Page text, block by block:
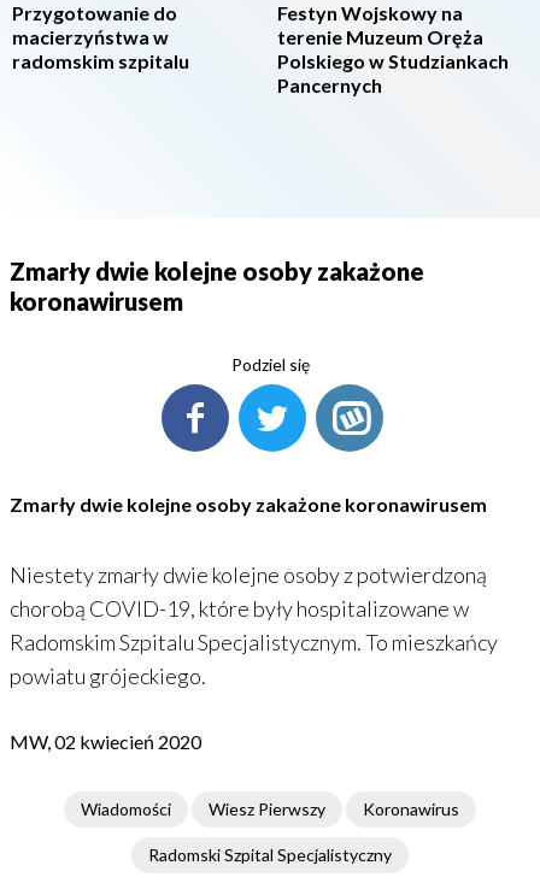
Przygotowanie do
macierzyństwa w
radomskim szpitalu
Festyn Wojskowy na
terenie Muzeum Oręża
Polskiego w Studziankach
Pancernych
Zmarły dwie kolejne osoby zakażone
koronawirusem
Podziel się
Zmarły dwie kolejne osoby zakażone koronawirusem
Niestety zmarły dwie kolejne osoby z potwierdzoną
chorobą COVID-19, które były hospitalizowane w
Radomskim Szpitalu Specjalistycznym. To mieszkańcy
powiatu grójeckiego.
MW, 02 kwiecień 2020
Wiadomości Wiesz Pierwszy Koronawirus
Radomski Szpital Specjalistyczny